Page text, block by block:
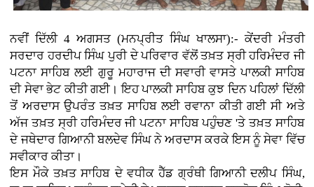
ਨਵੀਂ ਦਿੱਲੀ 4 ਅਗਸਤ (ਮਨਪ੍ਰੀਤ ਸਿੰਘ ਖਾਲਸਾ):- ਕੇਂਦਰੀ ਮੰਤਰੀ
ਸਰਦਾਰ ਹਰਦੀਪ ਸਿੰਘ ਪੁਰੀ ਦੇ ਪਰਿਵਾਰ ਵੱਲੋਂ ਤਖ਼ਤ ਸ੍ਰੀ ਹਰਿਮੰਦਰ ਜੀ
ਪਟਨਾ ਸਾਹਿਬ ਲਈ ਗੁਰੂ ਮਹਾਰਾਜ ਦੀ ਸਵਾਰੀ ਵਾਸਤੇ ਪਾਲਕੀ ਸਾਹਿਬ
ਦੀ ਸੇਵਾ ਭੇਟ ਕੀਤੀ ਗਈ। ਇਹ ਪਾਲਕੀ ਸਾਹਿਬ ਕੁਝ ਦਿਨ ਪਹਿਲਾਂ ਦਿੱਲੀ
ਤੋਂ ਅਰਦਾਸ ਉਪਰੰਤ ਤਖ਼ਤ ਸਾਹਿਬ ਲਈ ਰਵਾਨਾ ਕੀਤੀ ਗਈ ਸੀ ਅਤੇ
ਅੱਜ ਤਖ਼ਤ ਸ੍ਰੀ ਹਰਿਮੰਦਰ ਜੀ ਪਟਨਾ ਸਾਹਿਬ ਪਹੁੰਚਣ 'ਤੇ ਤਖ਼ਤ ਸਾਹਿਬ
ਦੇ ਜਥੇਦਾਰ ਗਿਆਨੀ ਬਲਦੇਵ ਸਿੰਘ ਨੇ ਅਰਦਾਸ ਕਰਕੇ ਇਸ ਨੂੰ ਸੇਵਾ ਵਿੱਚ
ਸਵੀਕਾਰ ਕੀਤਾ।
ਇਸ ਮੌਕੇ ਤਖ਼ਤ ਸਾਹਿਬ ਦੇ ਵਧੀਕ ਹੈੱਡ ਗ੍ਰੰਥੀ ਗਿਆਨੀ ਦਲੀਪ ਸਿੰਘ,